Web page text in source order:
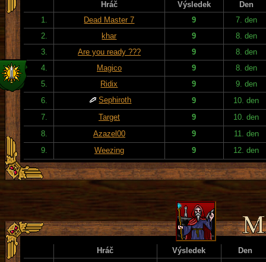
Hráč Výsledek
Den
1.
Dead Master 7 9
7. den
2.
khar 9
8. den
3.
Are you ready ??? 9
8. den
4.
Magico 9
8. den
5.
Ridix 9
9. den
6.
Sephiroth 9
10. den
7.
Target 9
10. den
8.
Azazel00 9
11. den
9.
Weezing 9 12. den
Hráč Výsledek Den